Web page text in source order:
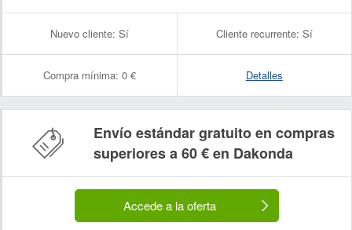
Nuevo cliente: Sí Cliente recurrente: Sí
Compra mínima: 0 € Detalles
Envío estándar gratuito en compras
superiores a 60 € en Dakonda
Accede a la oferta